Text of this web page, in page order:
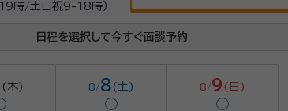
時/土日祝9-18時）
日程を選択して今すぐ面談予約
(木) 8/8(土)
◯
8/9 (日)
◯